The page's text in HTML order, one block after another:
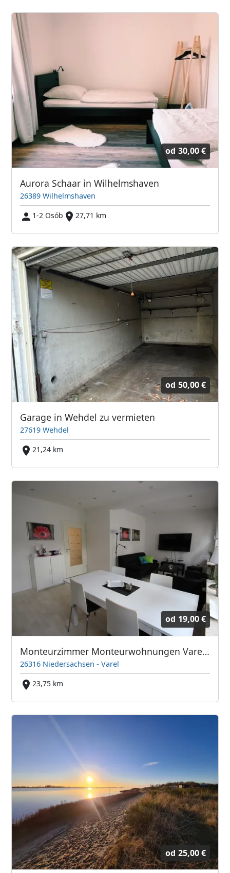
od 30,00 €
Aurora Schaar in Wilhelmshaven
26389 Wilhelmshaven
1-2 Osób
27,71 km
od 50,00 €
Garage in Wehdel zu vermieten
27619 Wehdel
21,24 km
od 19,00 €
Monteurzimmer Monteurwohnungen Varel Th. Meyer free Wifi 1 - 35 Pers
26316 Niedersachsen - Varel
23,75 km
od 25,00 €